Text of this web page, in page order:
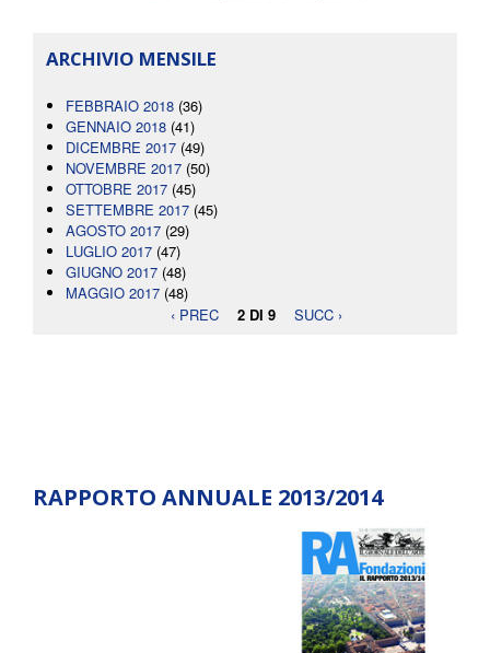
ARCHIVIO MENSILE
FEBBRAIO 2018 (36)
GENNAIO 2018 (41)
DICEMBRE 2017 (49)
NOVEMBRE 2017 (50)
OTTOBRE 2017 (45)
SETTEMBRE 2017 (45)
AGOSTO 2017 (29)
LUGLIO 2017 (47)
GIUGNO 2017 (48)
MAGGIO 2017 (48)
‹ PREC
2 DI 9 SUCC ›
RAPPORTO ANNUALE 2013/2014